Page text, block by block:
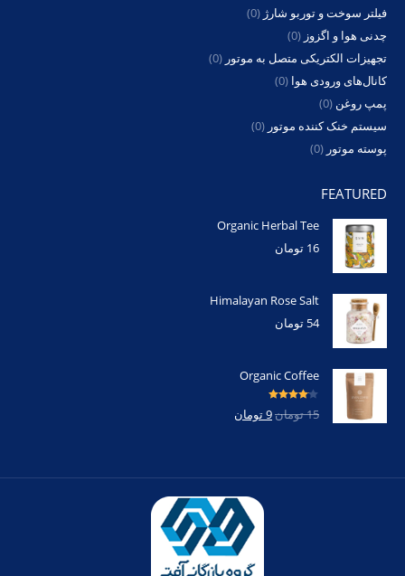
فیلتر سوخت و توربو شارژ (0)
چدنی هوا و اگزوز (0)
تجهیزات الکتریکی متصل به موتور (0)
کانال‌های ورودی هوا (0)
پمپ روغن (0)
سیستم خنک کننده موتور (0)
پوسته موتور (0)
FEATURED
Organic Herbal Tee
16 تومان
Himalayan Rose Salt
54 تومان
Organic Coffee
امتیاز4.00
از 5 15تومان9تومان